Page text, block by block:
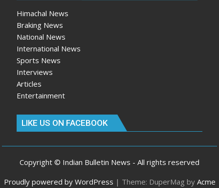
Himachal News
Braking News
National News
International News
Sports News
Interviews
Articles
Entertainment
LIKE US ON FACEBOOK
Copyright © Indian Bulletin News - All rights reserved
Proudly powered by WordPress | Theme: DuperMag by Acme